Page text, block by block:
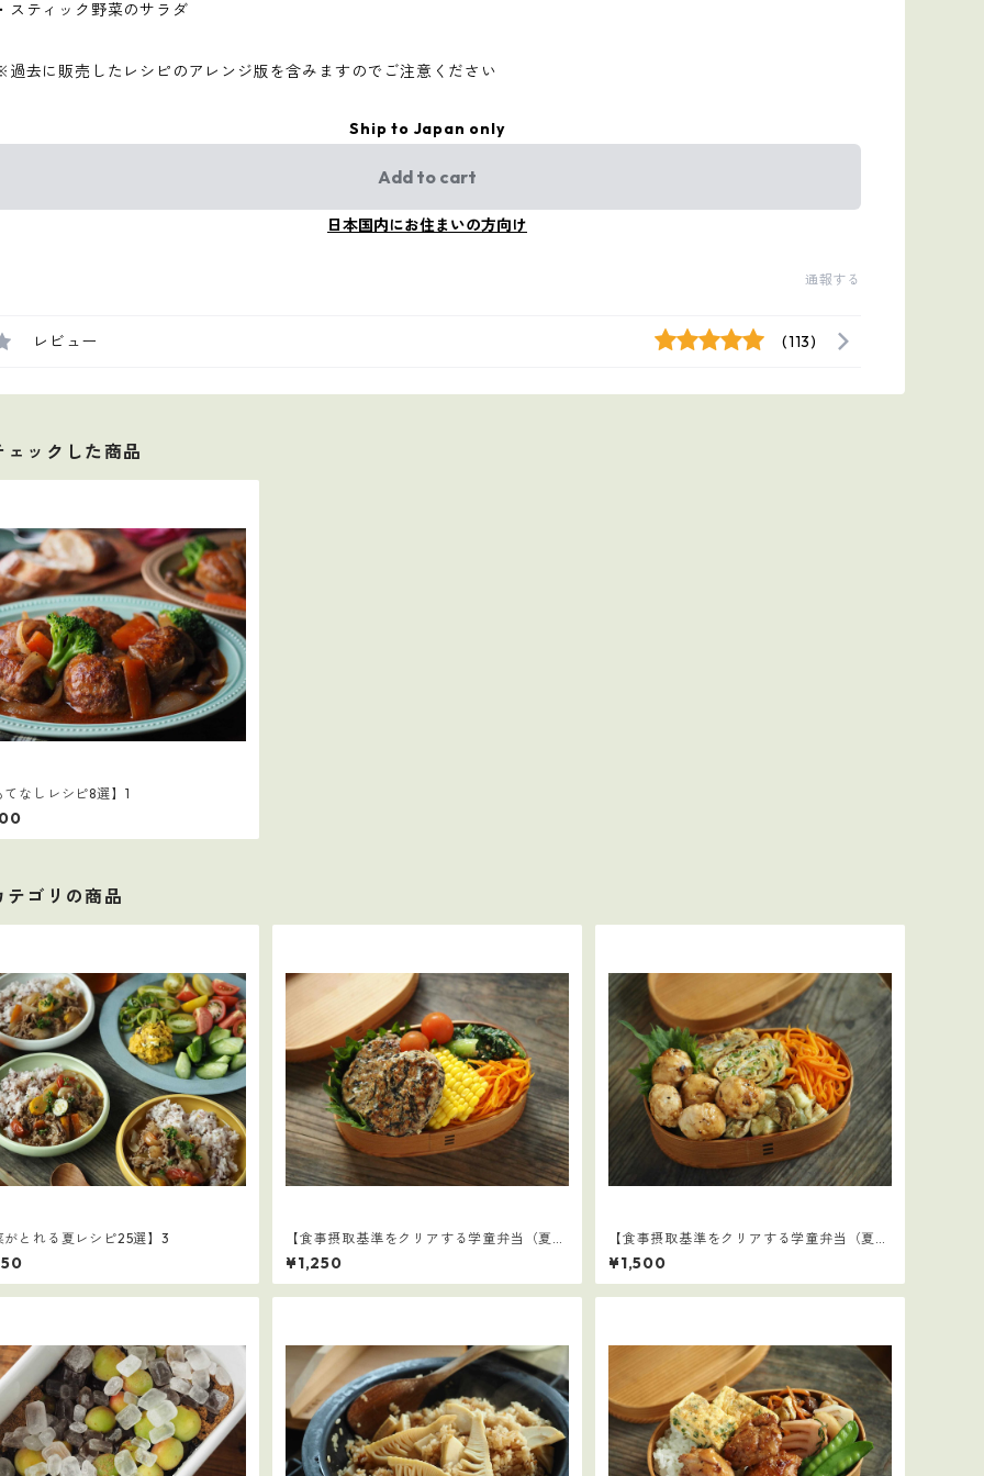
スティック野菜のサラダ
去に販売したレシピのアレンジ版を含みますのでご注意ください
Ship to Japan only
Add to cart
日本国内にお住まいの方向け
通報する
レビュー (113)
ェックした商品
てなしレシピ8選】1
テゴリの商品
がとれる夏レシピ25選】3
【食事摂取基準をクリアする学童弁当（夏休
み編）】2
¥1,250
【食事摂取基準をクリアする学童弁当（夏休
み編）】1
¥1,500